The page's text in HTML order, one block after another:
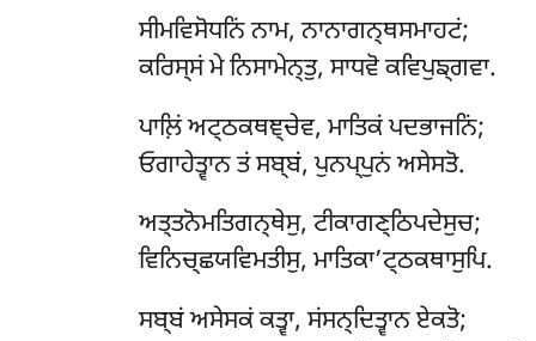
ਸੀਮਵਿਸੋਧਨਿਂ ਨਾਮ, ਨਾਨਾਗਨ੍ਥਸਮਾਹਟਂ;
ਕਰਿਸ੍ਸਂ ਮੇ ਨਿਸਾਮੇਨ੍ਤੁ, ਸਾਧਵੋ ਕਵਿਪੁਙ੍ਗਵਾ.
ਪਾਲ਼ਿਂ ਅਟ੍ਠਕਥਞ੍ਚੇਵ, ਮਾਤਿਕਂ ਪਦਭਾਜਨਿਂ;
ਓਗਾਹੇਤ੍ਵਾਨ ਤਂ ਸਬ੍ਬਂ, ਪੁਨਪ੍ਪੁਨਂ ਅਸੇਸਤੋ.
ਅਤ੍ਤਨੋਮਤਿਗਨ੍ਥੇਸੁ, ਟੀਕਾਗਣ੍ਠਿਪਦੇਸੁਚ;
ਵਿਨਿਚ੍ਛਯਵਿਮਤੀਸੁ, ਮਾਤਿਕਾ’ਟ੍ਠਕਥਾਸੁਪਿ.
ਸਬ੍ਬਂ ਅਸੇਸਕਂ ਕਤ੍ਵਾ, ਸਂਸਨ੍ਦਿਤ੍ਵਾਨ ਏਕਤੋ;